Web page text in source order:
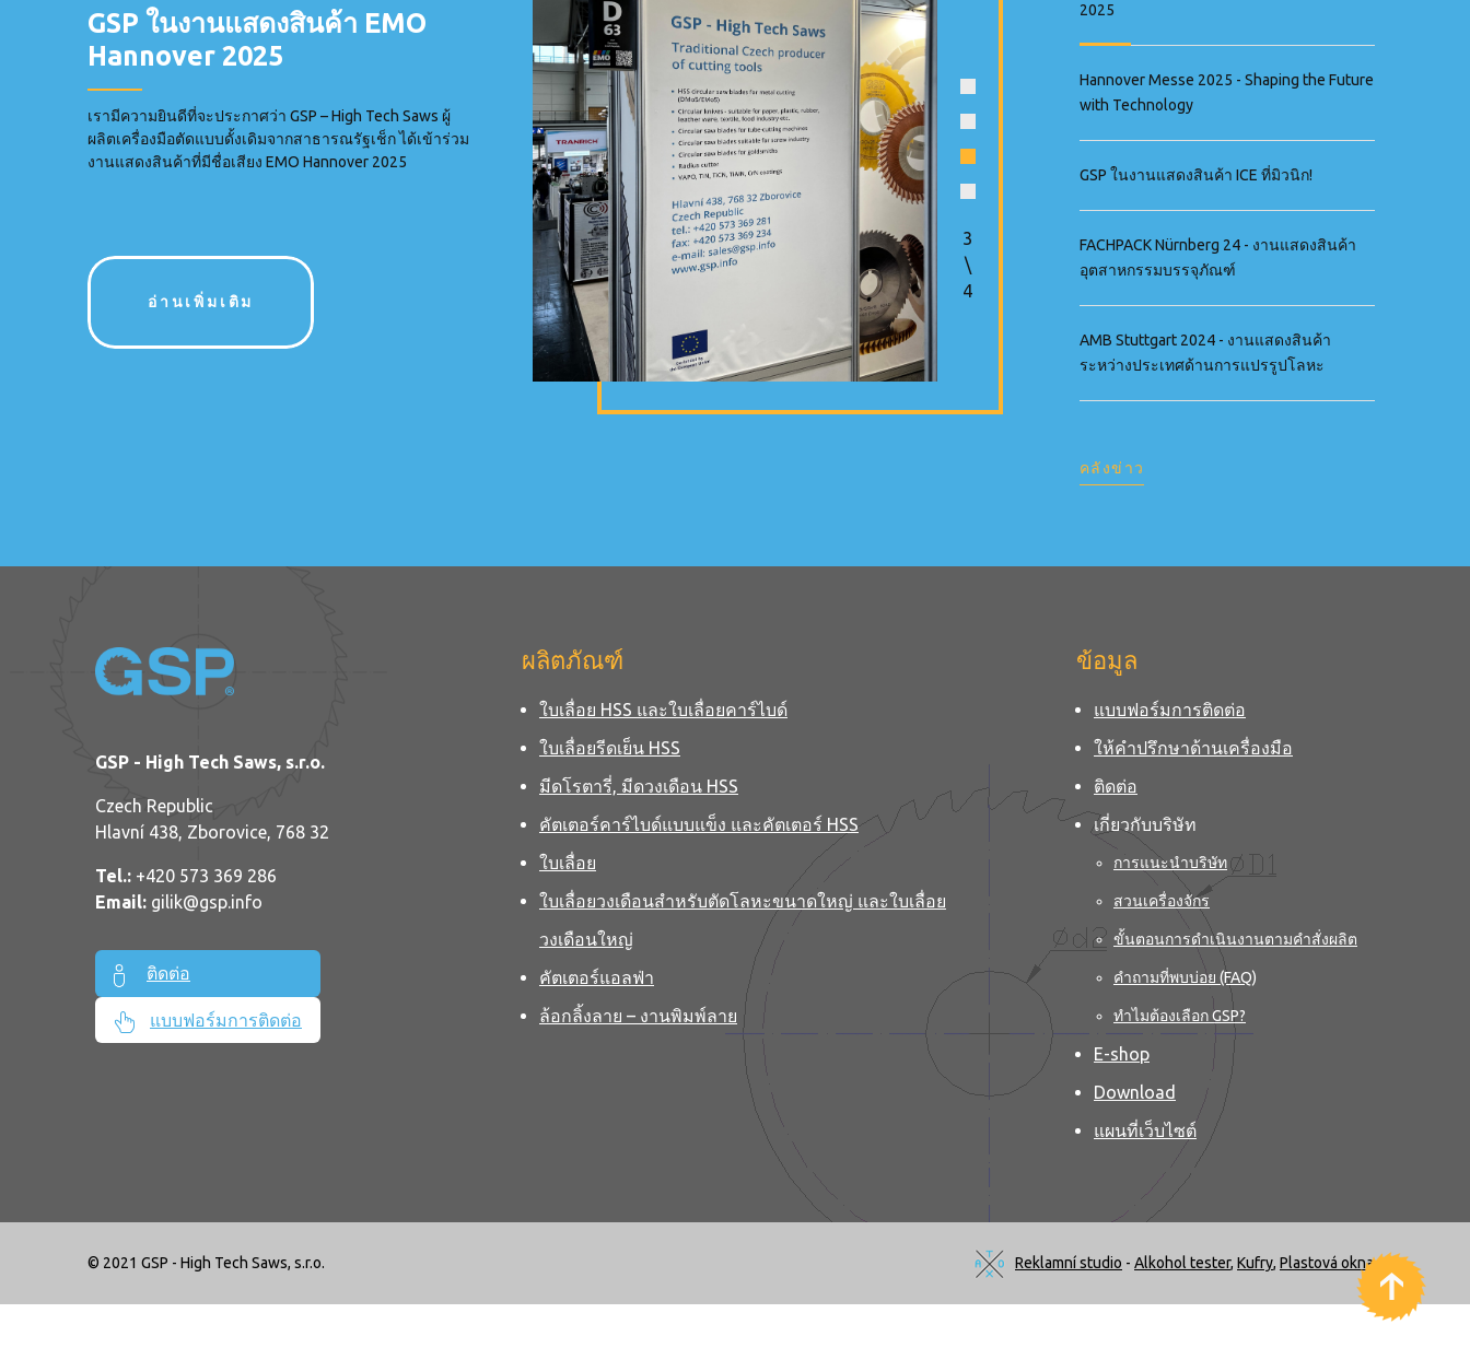
2025
Hannover Messe 2025 - Shaping the Future
with Technology
GSP ในงานแสดงสินค้า ICE ที่มิวนิก!
FACHPACK Nürnberg 24 - งานแสดงสินค้า
อุตสาหกรรมบรรจุภัณฑ์
AMB Stuttgart 2024 - งานแสดงสินค้า
ระหว่างประเทศด้านการแปรรูปโลหะ
คลังข่าว
GSP ในงานแสดงสินค้า EMO
Hannover 2025
เรามีความยินดีที่จะประกาศว่า GSP – High Tech Saws ผู้
ผลิตเครื่องมือตัดแบบดั้งเดิมจากสาธารณรัฐเช็ก ได้เข้าร่วม
งานแสดงสินค้าที่มีชื่อเสียง EMO Hannover 2025
อ่านเพิ่มเติม
4
\
4
GSP - High Tech Saws, s.r.o.
Czech Republic
Hlavní 438, Zborovice, 768 32
Tel.: +420 573 369 286
Email: gilik@gsp.info
ติดต่อ
แบบฟอร์มการติดต่อ
ผลิตภัณฑ์
ใบเลื่อย HSS และใบเลื่อยคาร์ไบด์
ใบเลื่อยรีดเย็น HSS
มีดโรตารี่, มีดวงเดือน HSS
คัตเตอร์คาร์ไบด์แบบแข็ง และคัตเตอร์ HSS
ใบเลื่อย
ใบเลื่อยวงเดือนสำหรับตัดโลหะขนาดใหญ่ และใบเลื่อย
วงเดือนใหญ่
คัตเตอร์แอลฟ่า
ล้อกลิ้งลาย – งานพิมพ์ลาย
ข้อมูล
แบบฟอร์มการติดต่อ
ให้คำปรึกษาด้านเครื่องมือ
ติดต่อ
เกี่ยวกับบริษัท
การแนะนำบริษัท
สวนเครื่องจักร
ขั้นตอนการดำเนินงานตามคำสั่งผลิต
คำถามที่พบบ่อย (FAQ)
ทำไมต้องเลือก GSP?
E-shop
Download
แผนที่เว็บไซต์
© 2021 GSP - High Tech Saws, s.r.o. Reklamní studio - Alkohol tester, Kufry, Plastová okna